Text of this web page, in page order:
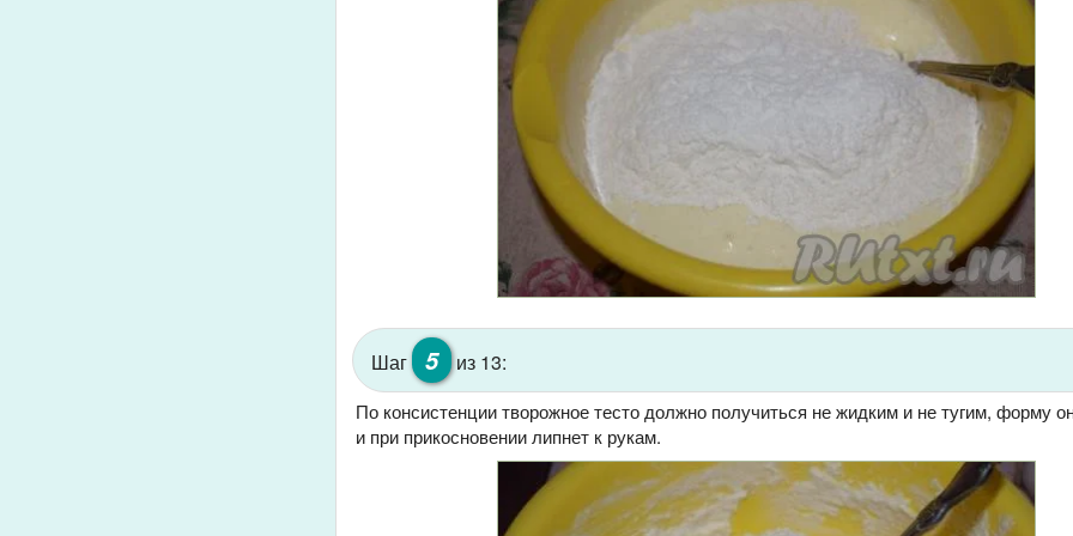
Шаг 5 из 13:
По консистенции творожное тесто должно получиться не жидким и не тугим, форму
и при прикосновении липнет к рукам.